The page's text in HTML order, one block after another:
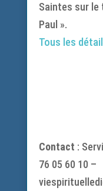
Saintes sur le
Paul ».
Tous les
Contact :
76 05 60 10 –